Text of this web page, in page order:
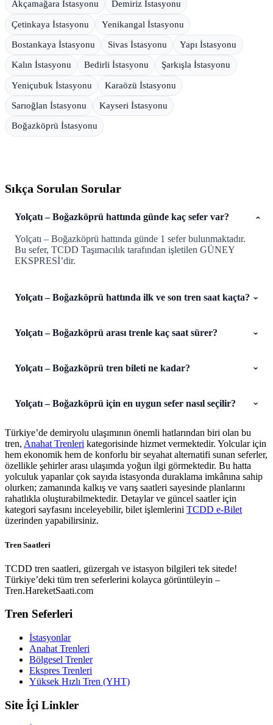
Akçamağara İstasyonu Demiriz İstasyonu
Çetinkaya İstasyonu Yenikangal İstasyonu
Bostankaya İstasyonu Sivas İstasyonu Yapı İstasyonu
Kalın İstasyonu Bedirli İstasyonu Şarkışla İstasyonu
Yeniçubuk İstasyonu Karaözü İstasyonu
Sarıoğlan İstasyonu Kayseri İstasyonu
Boğazköprü İstasyonu
Sıkça Sorulan Sorular
Yolçatı – Boğazköprü hattında günde kaç sefer var?
Yolçatı – Boğazköprü hattında günde 1 sefer bulunmaktadır.
Bu sefer, TCDD Taşımacılık tarafından işletilen GÜNEY
EKSPRESİ’dir.
Yolçatı – Boğazköprü hattında ilk ve son tren saat kaçta?
Yolçatı – Boğazköprü arası trenle kaç saat sürer?
Yolçatı – Boğazköprü tren bileti ne kadar?
Yolçatı – Boğazköprü için en uygun sefer nasıl seçilir?
Türkiye’de demiryolu ulaşımının önemli hatlarından biri olan bu
tren, Anahat Trenleri kategorisinde hizmet vermektedir. Yolcular için
hem ekonomik hem de konforlu bir seyahat alternatifi sunan seferler,
özellikle şehirler arası ulaşımda yoğun ilgi görmektedir. Bu hatta
yolculuk yapanlar çok sayıda istasyonda duraklama imkânına sahip
olurken; zamanında kalkış ve varış saatleri sayesinde planlarını
rahatlıkla oluşturabilmektedir. Detaylar ve güncel saatler için
kategori sayfasını inceleyebilir, bilet işlemlerini TCDD e-Bilet
üzerinden yapabilirsiniz.
Tren Saatleri
TCDD tren saatleri, güzergah ve istasyon bilgileri tek sitede!
Türkiye’deki tüm tren seferlerini kolayca görüntüleyin –
Tren.HareketSaati.com
Tren Seferleri
İstasyonlar
Anahat Trenleri
Bölgesel Trenler
Ekspres Trenleri
Yüksek Hızlı Tren (YHT)
Site İçi Linkler